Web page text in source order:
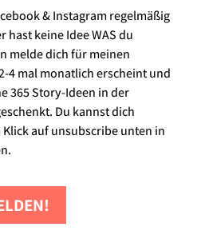
& Instagram regelmäßig
hast keine Idee WAS du
melde dich für meinen
4 mal monatlich erscheint und
365 Story-Ideen in der
Du kannst dich
auf unsubscribe unten in